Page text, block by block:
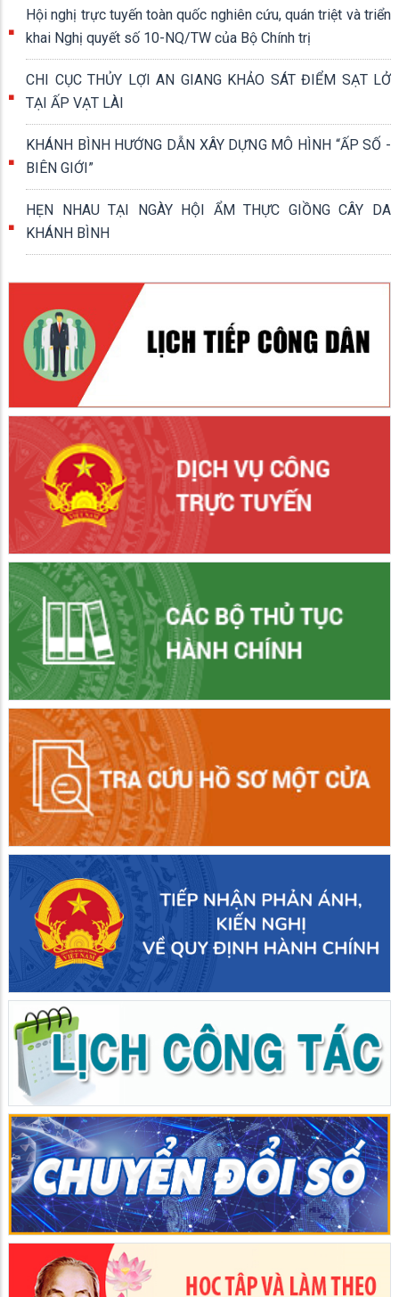
Hội nghị trực tuyến toàn quốc nghiên cứu, quán triệt và triển
khai Nghị quyết số 10-NQ/TW của Bộ Chính trị
CHI CỤC THỦY LỢI AN GIANG KHẢO SÁT ĐIỂM SẠT LỞ
TẠI ẤP VẠT LÀI
KHÁNH BÌNH HƯỚNG DẪN XÂY DỰNG MÔ HÌNH “ẤP SỐ -
BIÊN GIỚI”
HẸN NHAU TẠI NGÀY HỘI ẨM THỰC GIỒNG CÂY DA
KHÁNH BÌNH